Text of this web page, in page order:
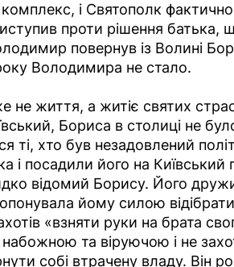
і Святополк
проти рішення батька,
повернув із Волині
Володимира не стало.
не життя, а житіє святих
Бориса в столиці не
ті, хто був незадовлений
і посадили його на Київський
відомий Борису. Його
йому силою
«взняти руки на брата
та віруючою і не
собі втрачену владу. Він